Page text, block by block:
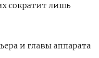
сократит лишь
и главы аппарата